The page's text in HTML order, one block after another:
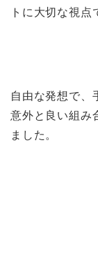
トに大切な視点
自由な発想で、
意外と良い組み
ました。